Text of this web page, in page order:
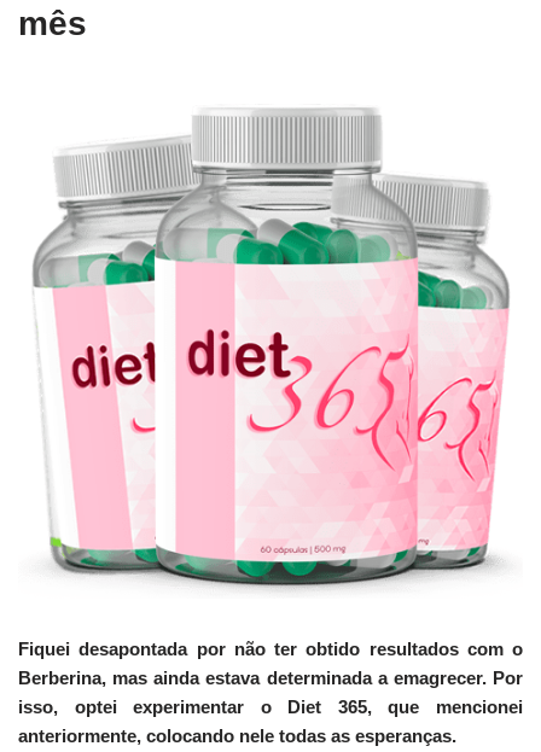
mês
Fiquei desapontada por não ter obtido resultados com o
Berberina, mas ainda estava determinada a emagrecer. Por
isso, optei experimentar o Diet 365, que mencionei
anteriormente, colocando nele todas as esperanças.